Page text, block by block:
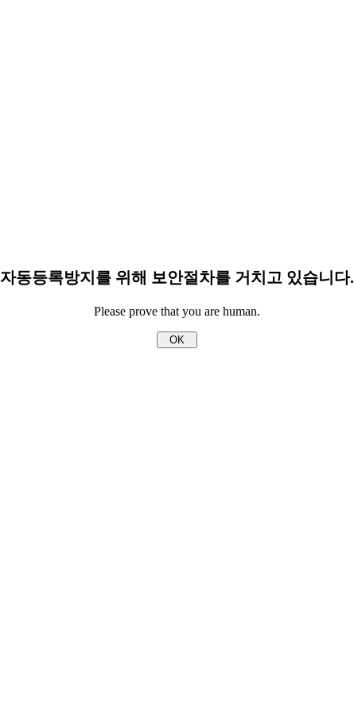
자동등록방지를 위해 보안절차를 거치고 있습니다.
Please prove that you are human.